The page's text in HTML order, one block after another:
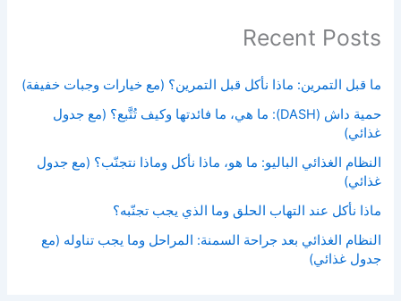
Recent Posts
ما قبل التمرين: ماذا نأكل قبل التمرين؟ (مع خيارات وجبات خفيفة)
حمية داش (DASH): ما هي، ما فائدتها وكيف تُتَّبع؟ (مع جدول
غذائي)
النظام الغذائي الباليو: ما هو، ماذا نأكل وماذا نتجنّب؟ (مع جدول
غذائي)
ماذا نأكل عند التهاب الحلق وما الذي يجب تجنّبه؟
النظام الغذائي بعد جراحة السمنة: المراحل وما يجب تناوله (مع
جدول غذائي)